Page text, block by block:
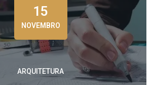
15
NOVEMBRO
ARQUITETURA